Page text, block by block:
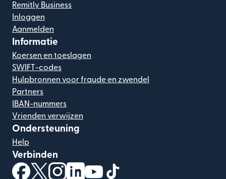
Remitly Business
Inloggen
Aanmelden
Informatie
Koersen en toeslagen
SWIFT-codes
Hulpbronnen voor fraude en zwendel
Partners
IBAN-nummers
Vrienden verwijzen
Ondersteuning
Help
Verbinden
(wordt geopend in een nieuw venster)
(wordt geopend in een nieuw venster)
(wordt geopend in een nieuw venster)
(wordt geopend in een nieuw venster)
(wordt geopend in een nieuw